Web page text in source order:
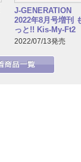
J-GENERATION
2022年8月号増刊
っと!! Kis-My-Ft2
2022/07/13発売